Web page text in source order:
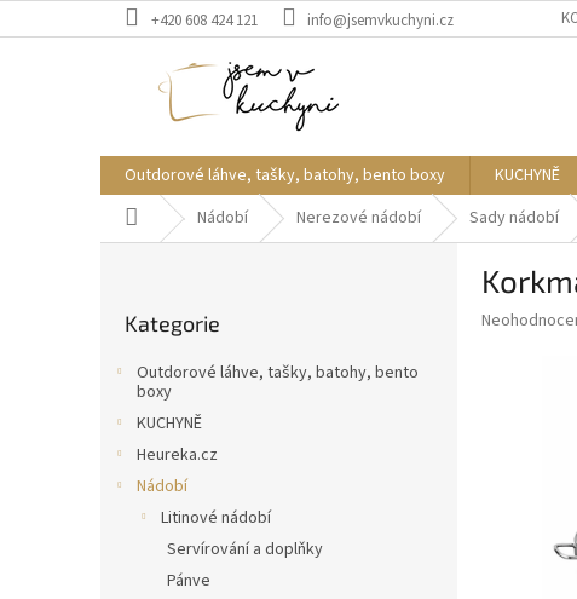
na
+420 608 424 121 info@jsemvkuchyni.cz
Outdorové láhve, tašky, batohy, bento boxy KUCHYNĚ
Domů Nádobí Nerezové nádobí Sady nádobí
kategorie
Kategorie
Outdorové láhve, tašky, batohy, bento
boxy
KUCHYNĚ
Heureka.cz
Nádobí
Litinové nádobí
Servírování a doplňky
Pánve
Průměrné